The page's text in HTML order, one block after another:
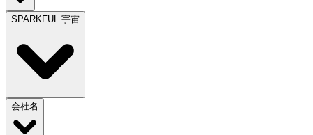
SPARKFUL 宇宙
会社名